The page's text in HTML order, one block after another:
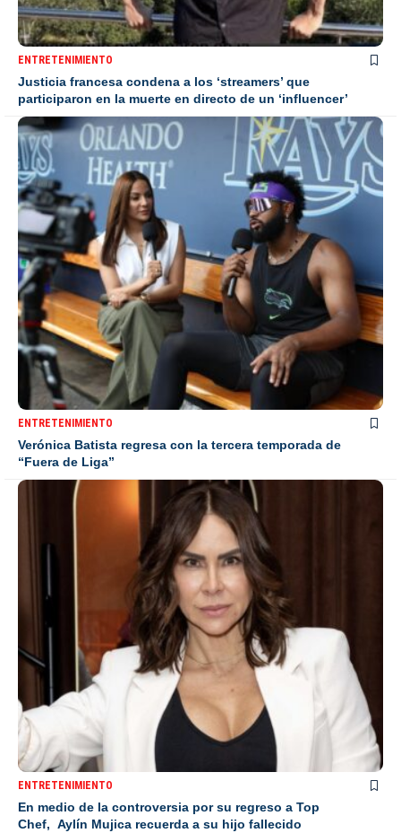
ENTRETENIMIENTO
Justicia francesa condena a los ‘streamers’ que
participaron en la muerte en directo de un ‘influencer’
ENTRETENIMIENTO
Verónica Batista regresa con la tercera temporada de
“Fuera de Liga”
ENTRETENIMIENTO
En medio de la controversia por su regreso a Top
Chef, Aylín Mujica recuerda a su hijo fallecido